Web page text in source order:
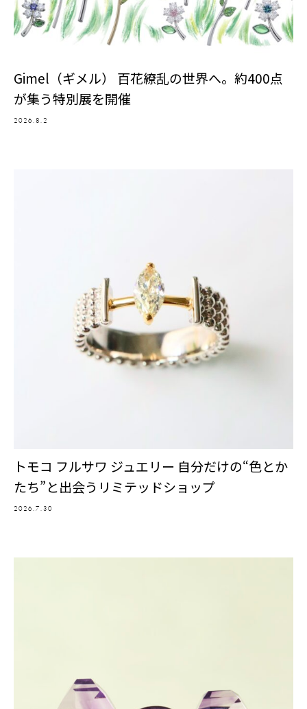
Gimel（ギメル） 百花繚乱の世界へ。約400点
が集う特別展を開催
2026.8.2
トモコ フルサワ ジュエリー 自分だけの“色とか
たち”と出会うリミテッドショップ
2026.7.30